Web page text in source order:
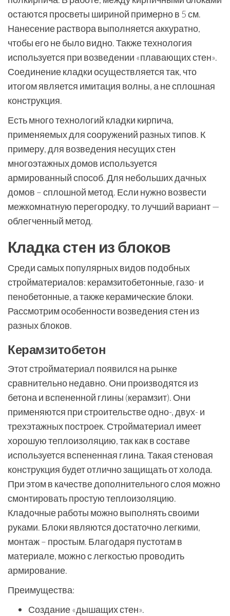
остаются просветы шириной примерно в 5 см.
Нанесение раствора выполняется аккуратно,
чтобы его не было видно. Также технология
используется при возведении «плавающих стен».
Соединение кладки осуществляется так, что
итогом является имитация волны, а не сплошная
конструкция.
Есть много технологий кладки кирпича,
применяемых для сооружений разных типов. К
примеру, для возведения несущих стен
многоэтажных домов используется
армированный способ. Для небольших дачных
домов – сплошной метод. Если нужно возвести
межкомнатную перегородку, то лучший вариант —
облегченный метод.
Кладка стен из блоков
Среди самых популярных видов подобных
стройматериалов: керамзитобетонные, газо- и
пенобетонные, а также керамические блоки.
Рассмотрим особенности возведения стен из
разных блоков.
Керамзитобетон
Этот стройматериал появился на рынке
сравнительно недавно. Они производятся из
бетона и вспененной глины (керамзит). Они
применяются при строительстве одно-, двух- и
трехэтажных построек. Стройматериал имеет
хорошую теплоизоляцию, так как в составе
используется вспененная глина. Такая стеновая
конструкция будет отлично защищать от холода.
При этом в качестве дополнительного слоя можно
смонтировать простую теплоизоляцию.
Кладочные работы можно выполнять своими
руками. Блоки являются достаточно легкими,
монтаж – простым. Благодаря пустотам в
материале, можно с легкостью проводить
армирование.
Преимущества:
Создание «дышащих стен».